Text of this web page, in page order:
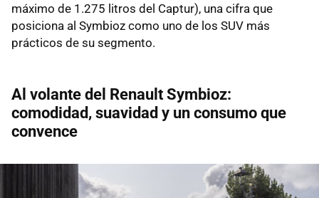
máximo de 1.275 litros del Captur), una cifra que
posiciona al Symbioz como uno de los SUV más
prácticos de su segmento.
Al volante del Renault Symbioz:
comodidad, suavidad y un consumo que
convence